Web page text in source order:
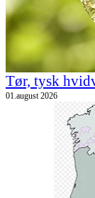
Tør, tysk
01.august 2026